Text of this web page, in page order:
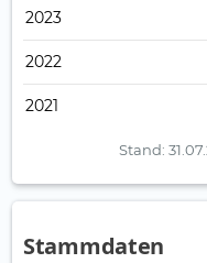
2023
2022
2021
Stand:
Stammdaten